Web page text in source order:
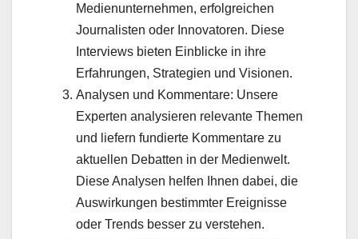
Medienunternehmen, erfolgreichen
Journalisten oder Innovatoren. Diese
Interviews bieten Einblicke in ihre
Erfahrungen, Strategien und Visionen.
Analysen und Kommentare: Unsere
Experten analysieren relevante Themen
und liefern fundierte Kommentare zu
aktuellen Debatten in der Medienwelt.
Diese Analysen helfen Ihnen dabei, die
Auswirkungen bestimmter Ereignisse
oder Trends besser zu verstehen.